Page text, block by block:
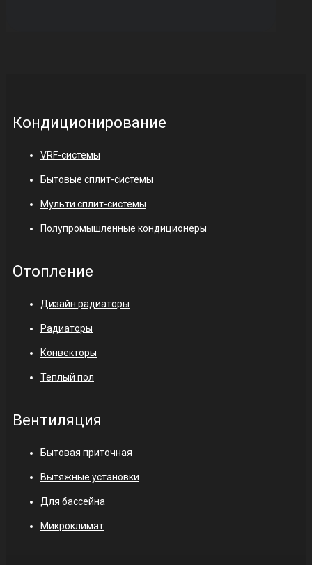
Кондиционирование
VRF-системы
Бытовые сплит-системы
Мульти сплит-системы
Полупромышленные кондиционеры
Отопление
Дизайн радиаторы
Радиаторы
Конвекторы
Теплый пол
Вентиляция
Бытовая приточная
Вытяжные установки
Для бассейна
Микроклимат